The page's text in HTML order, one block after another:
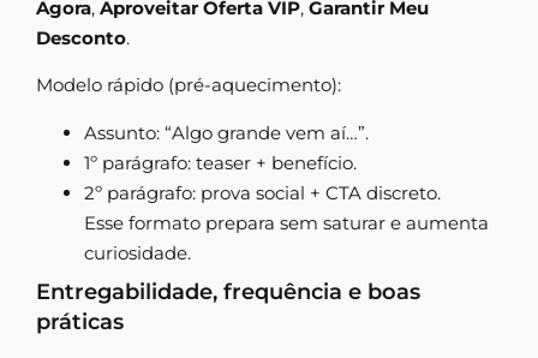
Agora, Aproveitar Oferta VIP, Garantir Meu
Desconto.
Modelo rápido (pré-aquecimento):
Assunto: “Algo grande vem aí…”.
1º parágrafo: teaser + benefício.
2º parágrafo: prova social + CTA discreto.
Esse formato prepara sem saturar e aumenta
curiosidade.
Entregabilidade, frequência e boas
práticas